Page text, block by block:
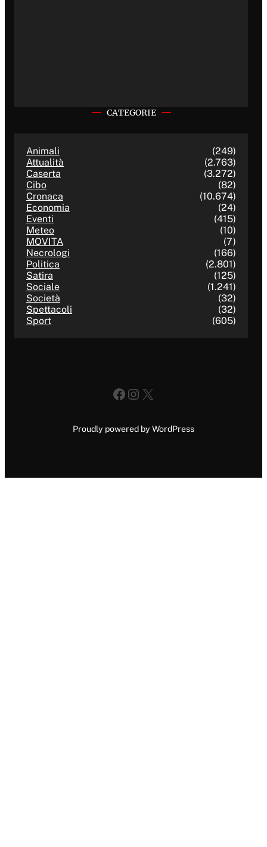
CATEGORIE
Animali
(249)
Attualità
(2.763)
Caserta
(3.272)
Cibo
(82)
Cronaca
(10.674)
Economia
(24)
Eventi
(415)
Meteo
(10)
MOVITA
(7)
Necrologi
(166)
Politica
(2.801)
Satira
(125)
Sociale
(1.241)
Società
(32)
Spettacoli
(32)
Sport
(605)
Facebook
Instagram
X
Proudly powered by WordPress